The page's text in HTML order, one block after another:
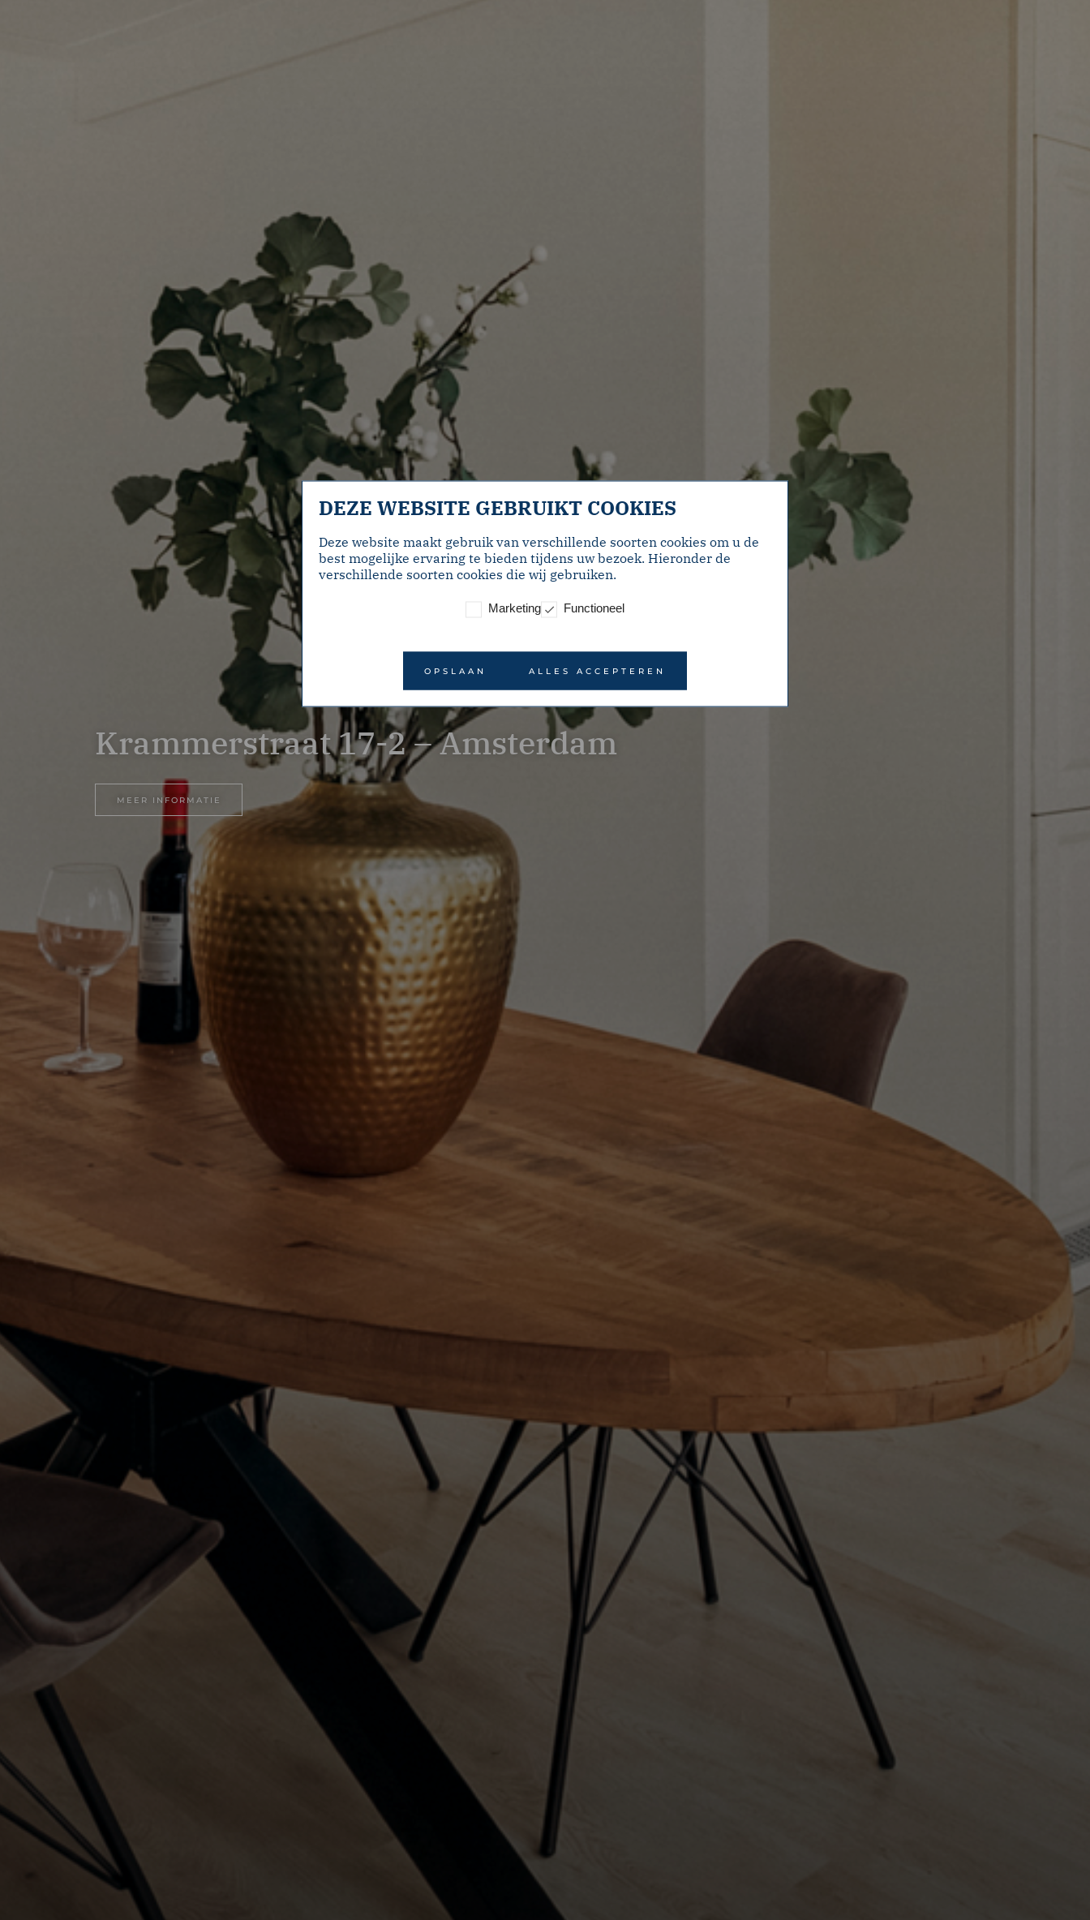
Krammerstraat 17-2 – Amsterdam
MEER INFORMATIE
DEZE WEBSITE GEBRUIKT COOKIES
Deze website maakt gebruik van verschillende soorten cookies om u de
best mogelijke ervaring te bieden tijdens uw bezoek. Hieronder de
verschillende soorten cookies die wij gebruiken.
Marketing Functioneel
OPSLAAN ALLES ACCEPTEREN